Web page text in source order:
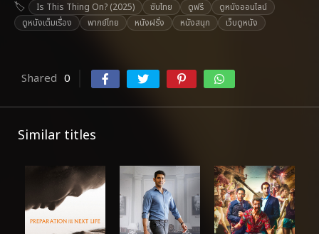
Is This Thing On? (2025) ซับไทย ดูฟรี
ดูหนังออนไลน์
ดูหนังเต็มเรื่อง
พากย์ไทย หนังฝรั่ง หนังสนุก เว็บดูหนัง
Shared 0
Similar titles